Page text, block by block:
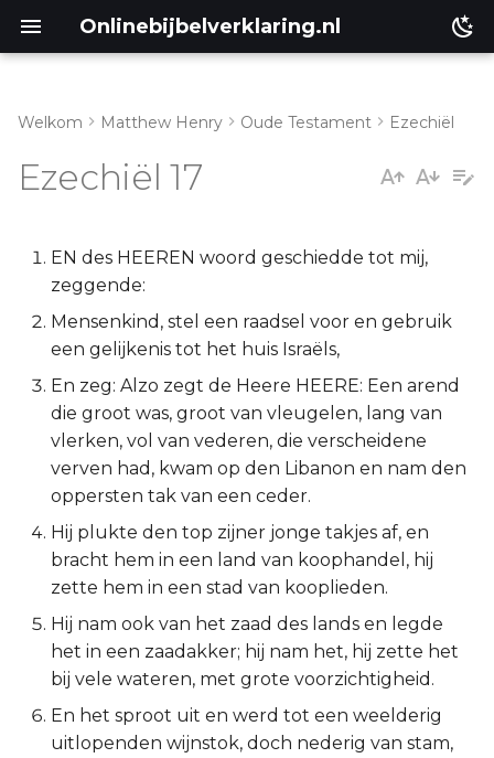
Onlinebijbelverklaring.nl
Ezechiël 17:22-24
Lukas
Johannes
Handelingen
Romeinen
1 Korinthe
2 Korinthe
Galaten
Éfeze
Filipenzen
Kolossenzen
Welkom Matthew Henry Oude Testament Ezechiël
Ezechiël 17
EN des HEEREN woord geschiedde tot mij,
zeggende:
Mensenkind, stel een raadsel voor en gebruik
een gelijkenis tot het huis Israëls,
En zeg: Alzo zegt de Heere HEERE: Een arend
die groot was, groot van vleugelen, lang van
vlerken, vol van vederen, die verscheidene
verven had, kwam op den Libanon en nam den
oppersten tak van een ceder.
Hij plukte den top zijner jonge takjes af, en
bracht hem in een land van koophandel, hij
zette hem in een stad van kooplieden.
Hij nam ook van het zaad des lands en legde
het in een zaadakker; hij nam het, hij zette het
bij vele wateren, met grote voorzichtigheid.
En het sproot uit en werd tot een weelderig
uitlopenden wijnstok, doch nederig van stam,